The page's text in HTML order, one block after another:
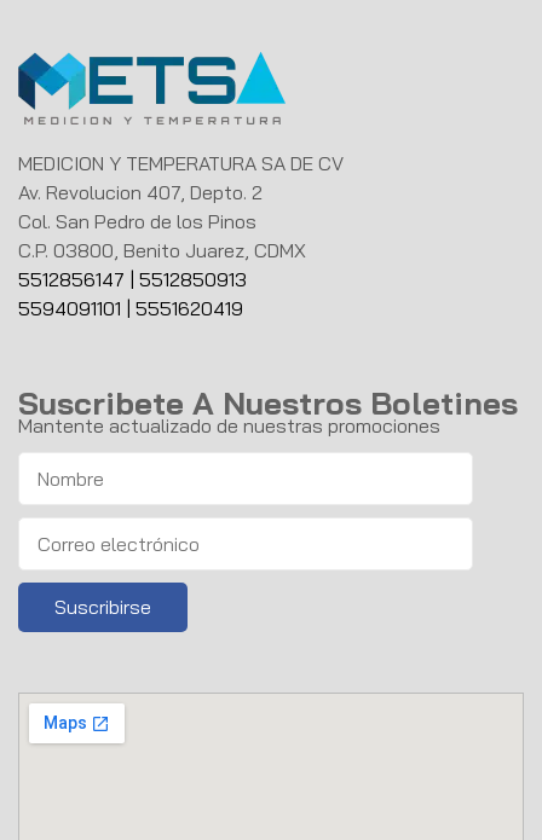
MEDICION Y TEMPERATURA SA DE CV
Av. Revolucion 407, Depto. 2
Col. San Pedro de los Pinos
C.P. 03800, Benito Juarez, CDMX
5512856147
5512850913
5594091101
5551620419
Suscribete A Nuestros Boletines
Mantente actualizado de nuestras promociones